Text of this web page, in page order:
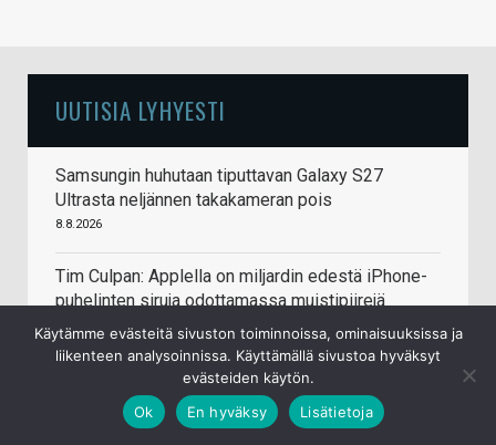
UUTISIA LYHYESTI
Samsungin huhutaan tiputtavan Galaxy S27
Ultrasta neljännen takakameran pois
8.8.2026
Tim Culpan: Applella on miljardin edestä iPhone-
puhelinten siruja odottamassa muistipiirejä
8.8.2026
Doom pyörii nyt (melkein) myös Commodore
Käytämme evästeitä sivuston toiminnoissa, ominaisuuksissa ja
liikenteen analysoinnissa. Käyttämällä sivustoa hyväksyt
evästeiden käytön.
Ok
En hyväksy Lisätietoja